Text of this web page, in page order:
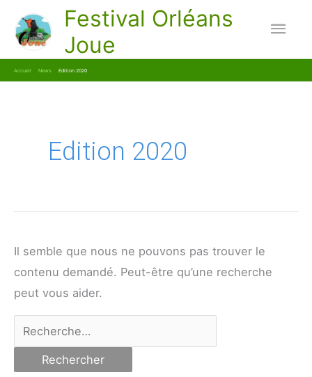
Festival Orléans
Joue
Accueil News Edition 2020
Edition 2020
Il semble que nous ne pouvons pas trouver le
contenu demandé. Peut-être qu’une recherche
peut vous aider.
Rechercher :